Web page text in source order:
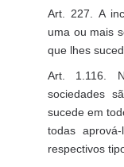
Art. 227. A
uma ou mais
que lhes
Art. 1.116.
sociedades
sucede em
todas
respectivos